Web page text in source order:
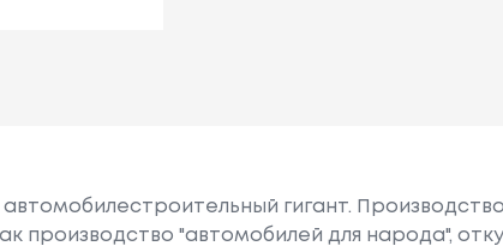
гигант.
производство "автомобилей для народа",